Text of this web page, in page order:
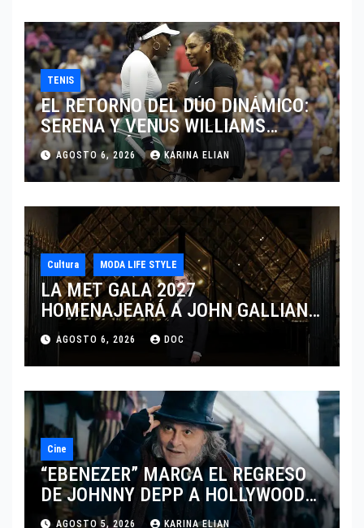
TENIS
EL RETORNO DEL DÚO DINÁMICO:
SERENA Y VENUS WILLIAMS
DISPUTARÁN LOS DOBLES EN
CINCINNATI 2026
AGOSTO 6, 2026 KARINA ELIAN
Cultura MODA LIFE STYLE
LA MET GALA 2027
HOMENAJEARÁ A JOHN GALLIANO
MARCANDO EL REGRESO DEL REY
DEL DRAMATISMO
AGOSTO 6, 2026 DOC
Cine
“EBENEZER” MARCA EL REGRESO
DE JOHNNY DEPP A HOLLYWOOD
TRAS SU PASO POR EL CINE
AGOSTO 5, 2026 KARINA ELIAN